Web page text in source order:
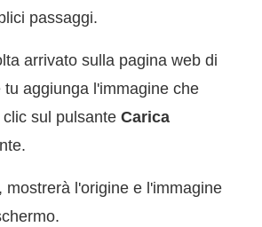
passaggi.
arrivato sulla pagina web di
aggiunga l'immagine che
sul pulsante Carica
mostrerà l'origine e l'immagine